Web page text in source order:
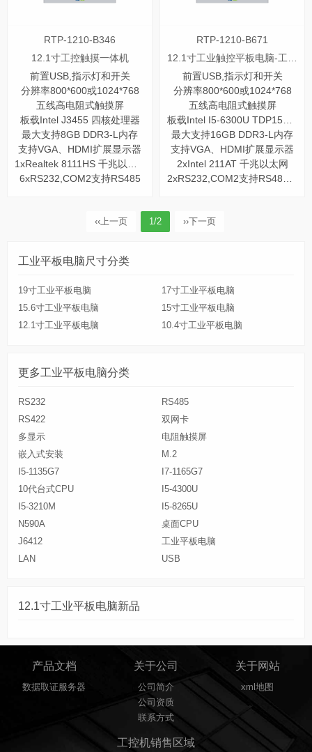
RTP-1210-B346
12.1寸工控触摸一体机
前置USB,指示灯和开关
分辨率800*600或1024*768
五线高电阻式触摸屏
板载Intel J3455 四核处理器
最大支持8GB DDR3-L内存
支持VGA、HDMI扩展显示器
1xRealtek 8111HS 千兆以太网
6xRS232,COM2支持RS485
RTP-1210-B671
前置USB,指示灯和开关
分辨率800*600或1024*768
五线高电阻式触摸屏
板载Intel I5-6300U TDP15W处理器
最大支持16GB DDR3-L内存
支持VGA、HDMI扩展显示器
2xIntel 211AT 千兆以太网
2xRS232,COM2支持RS485/RS422
‹‹上一页 1/2 ››下一页
工业平板电脑尺寸分类
19寸工业平板电脑
17寸工业平板电脑
15.6寸工业平板电脑
15寸工业平板电脑
12.1寸工业平板电脑
10.4寸工业平板电脑
更多工业平板电脑分类
RS232
RS485
RS422
双网卡
多显示
电阻触摸屏
嵌入式安装
M.2
I5-1135G7
I7-1165G7
10代台式CPU
I5-4300U
I5-3210M
I5-8265U
N590A
桌面CPU
J6412
工业平板电脑
LAN
USB
12.1寸工业平板电脑新品
产品文档
数据取证服务器
关于公司
公司简介
公司资质
联系方式
关于网站
xml地图
工控机销售区域